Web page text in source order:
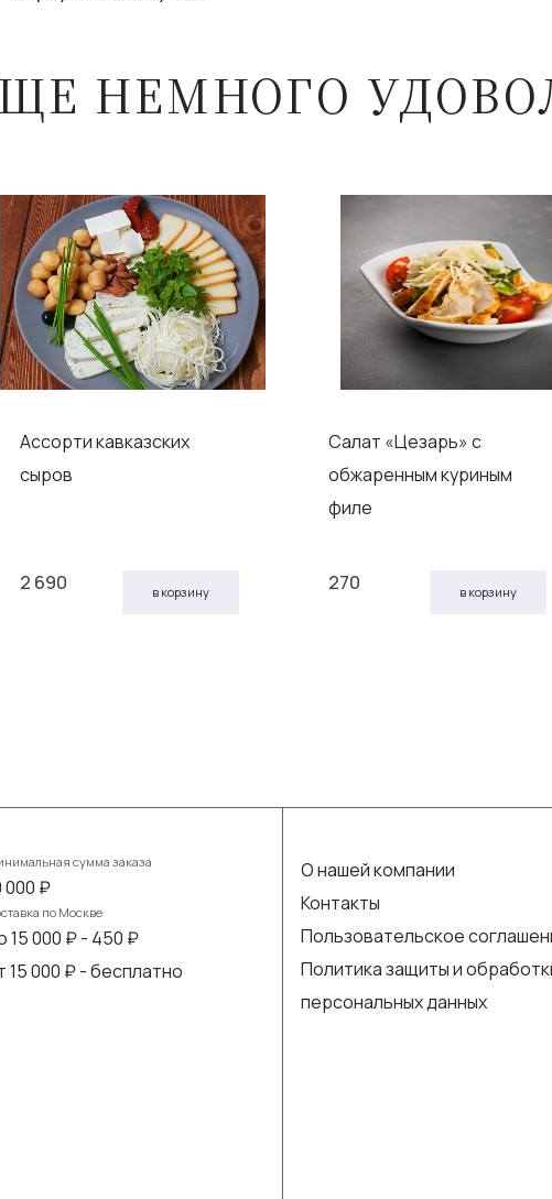
НЕМНОГО
Ассорти кавказских
сыров
2 690 в корзину
Салат «Цезарь» с
обжаренным куриным
филе
270 в корзину
сумма заказа
000 ₽
по Москве
15 000 ₽ - 450 ₽
15 000 ₽ - бесплатно
О нашей компании
Контакты
Пользовательское
Политика защиты и
персональных данных